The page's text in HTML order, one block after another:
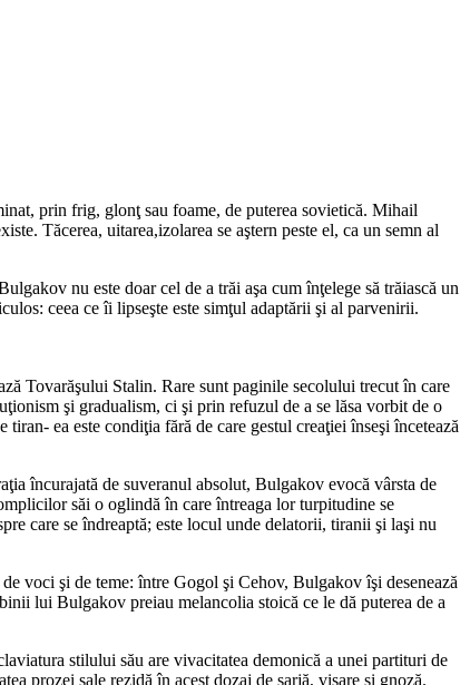
prin frig, glonţ sau foame, de puterea sovietică. Mihail
Tăcerea, uitarea,izolarea se aştern peste el, ca un semn al
nu este doar cel de a trăi aşa cum înţelege să trăiască un
ceea ce îi lipseşte este simţul adaptării şi al parvenirii.
Tovarăşului Stalin. Rare sunt paginile secolului trecut în care
şi gradualism, ci şi prin refuzul de a se lăsa vorbit de o
ea este condiţia fără de care gestul creaţiei înseşi încetează
încurajată de suveranul absolut, Bulgakov evocă vârsta de
săi o oglindă în care întreaga lor turpitudine se
care se îndreaptă; este locul unde delatorii, tiranii şi laşi nu
voci şi de teme: între Gogol şi Cehov, Bulgakov îşi desenează
lui Bulgakov preiau melancolia stoică ce le dă puterea de a
stilului său are vivacitatea demonică a unei partituri de
prozei sale rezidă în acest dozaj de şarjă, visare şi gnoză.